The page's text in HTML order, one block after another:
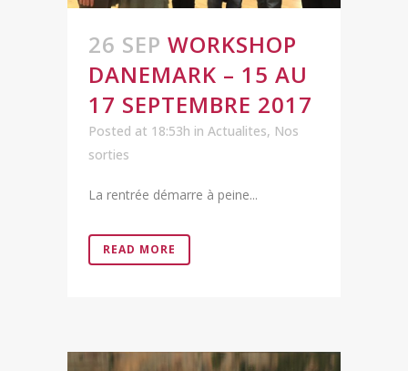
26 SEP WORKSHOP
DANEMARK – 15 AU
17 SEPTEMBRE 2017
Posted at 18:53h in Actualites, Nos
sorties
La rentrée démarre à peine...
READ MORE